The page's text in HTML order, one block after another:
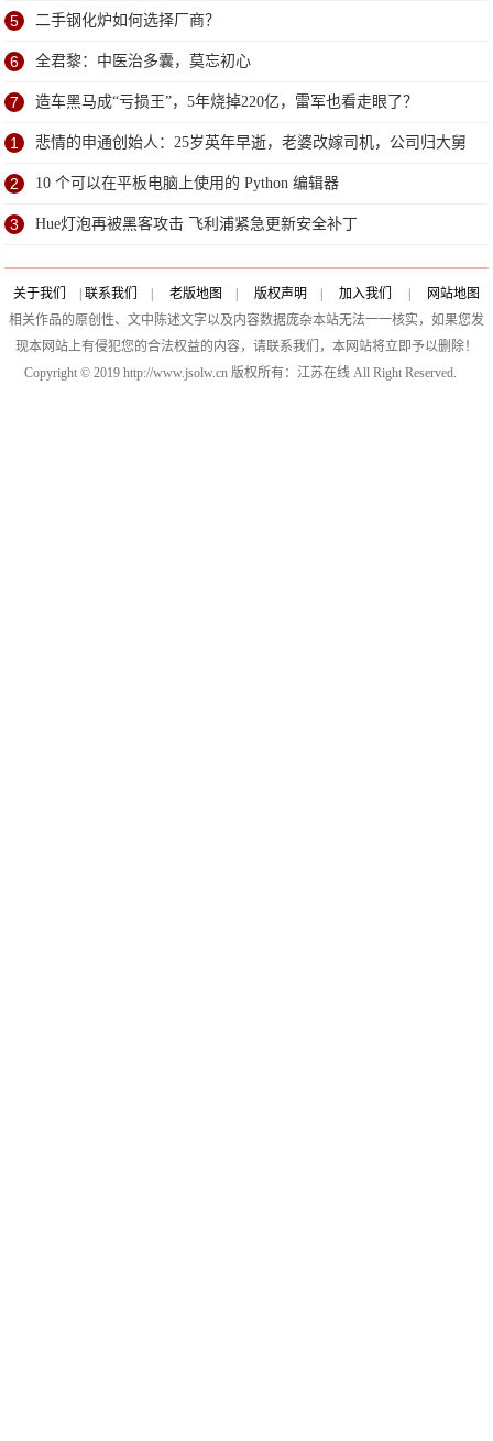
5 二手钢化炉如何选择厂商？
6 全君黎：中医治多囊，莫忘初心
7 造车黑马成“亏损王”，5年烧掉220亿，雷军也看走眼了？
1 悲情的申通创始人：25岁英年早逝，老婆改嫁司机，公司归大舅
子
2 10 个可以在平板电脑上使用的 Python 编辑器
3 Hue灯泡再被黑客攻击 飞利浦紧急更新安全补丁
关于我们 联系我们 老版地图 版权声明 加入我们
网站地图
相关作品的原创性、文中陈述文字以及内容数据庞杂本站无法一一核实，如果您发
现本网站上有侵犯您的合法权益的内容，请联系我们，本网站将立即予以删除！
Copyright © 2019 http://www.jsolw.cn 版权所有：江苏在线 All Right Reserved.